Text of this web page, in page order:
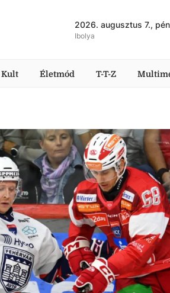
2026. augusztus 7.,
Ibolya
Kult Életmód T-T-Z